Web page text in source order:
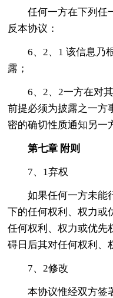
任何一方在下列任
反本协议：
6、2、1 该信息乃
露；
6、2、2一方在对
前提必须为披露之一方
密的确切性质通知另一
第七章 附则
7、1弃权
如果任何一方未能
下的任何权利、权力或
任何权利、权力或优先
碍日后其对任何权利、
7、2修改
本协议惟经双方签